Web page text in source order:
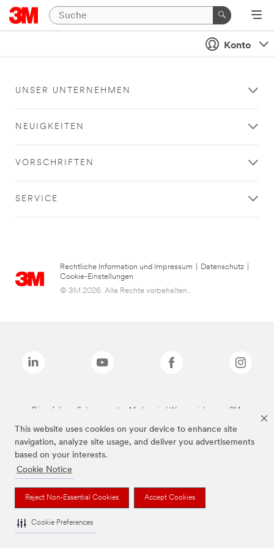
This website uses cookies on your device to enhance site
navigation, analyze site usage, and deliver you advertisements
based on your interests.
Cookie Notice
Reject Non-Essential Cookies Accept Cookies
Cookie Preferences
Konto
UNSER UNTERNEHMEN
NEUIGKEITEN
VORSCHRIFTEN
SERVICE
Rechtliche Information und Impressum Datenschutz
Cookie-Einstellungen
© 3M 2026. Alle Rechte vorbehalten..
Die auf dieser Seite genannten Marken sind Warenzeichen von 3M.